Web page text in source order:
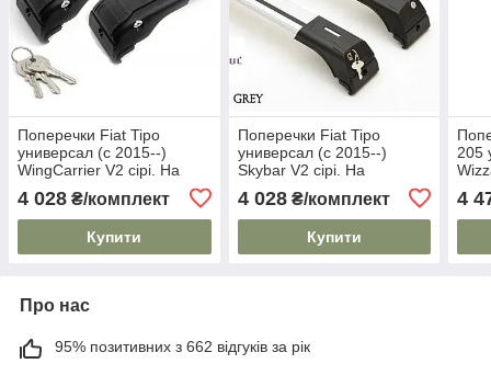
Поперечки Fiat Tipo
универсал (c 2015--)
WingCarrier V2 сірі. На
4 028 ₴/комплект
Купити
Поперечки Fiat Tipo
универсал (c 2015--)
Skybar V2 сірі. На
4 028₴/комплект
Купити
205
4
Про нас
95% позитивних з 662 відгуків за рік